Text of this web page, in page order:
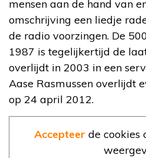
mensen aan de hand van
omschrijving een liedje
de radio voorzingen. De
1987 is tegelijkertijd de
overlijdt in 2003 in een
Aase Rasmussen overlijdt
op 24 april 2012.
Accepteer de cookies